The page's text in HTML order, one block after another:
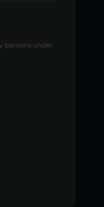
persons under